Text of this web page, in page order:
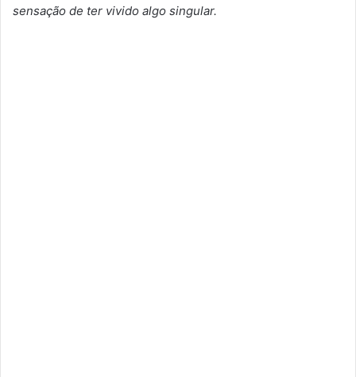
sensação de ter vivido algo singular.